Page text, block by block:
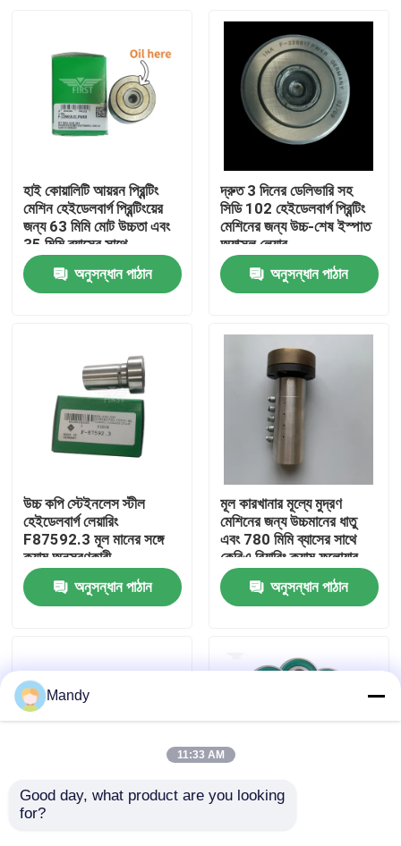
আমাদের সম্পর্কে
কারখানা পরিদর্শন
গুণমান নিয়ন্ত্রণ
আমাদের সাথে যোগাযোগ করুন
খবর
মামলা
হাই কোয়ালিটি আয়রন প্রিন্টিং
মেশিন হেইডেলবার্গ প্রিন্টিংয়ের
জন্য 63 মিমি মোট উচ্চতা এবং
35 মিমি ব্যাসের সাথে
অনুসন্ধান পাঠান
দ্রুত 3 দিনের ডেলিভারি সহ
সিডি 102 হেইডেলবার্গ প্রিন্টিং
মেশিনের জন্য উচ্চ-শেষ ইস্পাত
অ্যাক্সল লেয়ার
অনুসন্ধান পাঠান
উচ্চ কপি স্টেইনলেস স্টীল
হেইডেলবার্গ লেয়ারিং
F87592.3 মূল মানের সঙ্গে
ক্যাম অনুসরণকারী
অনুসন্ধান পাঠান
মূল কারখানার মূল্যে মুদ্রণ
মেশিনের জন্য উচ্চমানের ধাতু
এবং 780 মিমি ব্যাসের সাথে
কেবিএ বিয়ারিং ক্যাম ফলোয়ার
অনুসন্ধান পাঠান
CD102 CX102 XL105
Mandy
11:33 AM
Good day, what product are you looking
for?